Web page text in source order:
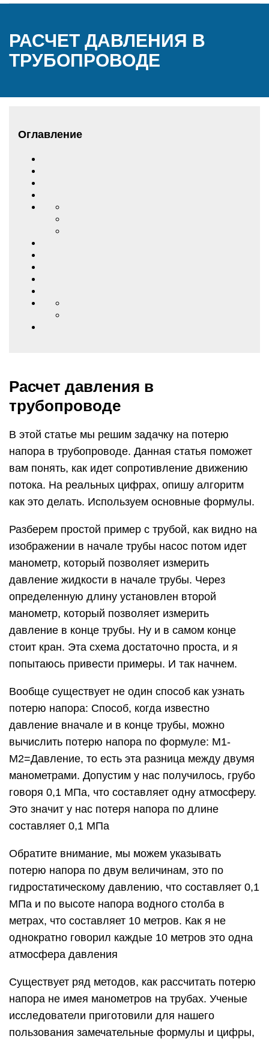
РАСЧЕТ ДАВЛЕНИЯ В
ТРУБОПРОВОДЕ
Оглавление
Расчет давления в
трубопроводе
В этой статье мы решим задачку на потерю
напора в трубопроводе. Данная статья поможет
вам понять, как идет сопротивление движению
потока. На реальных цифрах, опишу алгоритм
как это делать. Используем основные формулы.
Разберем простой пример с трубой, как видно на
изображении в начале трубы насос потом идет
манометр, который позволяет измерить
давление жидкости в начале трубы. Через
определенную длину установлен второй
манометр, который позволяет измерить
давление в конце трубы. Ну и в самом конце
стоит кран. Эта схема достаточно проста, и я
попытаюсь привести примеры. И так начнем.
Вообще существует не один способ как узнать
потерю напора: Способ, когда известно
давление вначале и в конце трубы, можно
вычислить потерю напора по формуле: М1-
М2=Давление, то есть эта разница между двумя
манометрами. Допустим у нас получилось, грубо
говоря 0,1 МПа, что составляет одну атмосферу.
Это значит у нас потеря напора по длине
составляет 0,1 МПа
Обратите внимание, мы можем указывать
потерю напора по двум величинам, это по
гидростатическому давлению, что составляет 0,1
МПа и по высоте напора водного столба в
метрах, что составляет 10 метров. Как я не
однократно говорил каждые 10 метров это одна
атмосфера давления
Существует ряд методов, как рассчитать потерю
напора не имея манометров на трубах. Ученые
исследователи приготовили для нашего
пользования замечательные формулы и цифры,